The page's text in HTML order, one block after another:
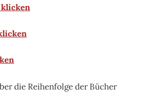
klicken
die Reihenfolge der Bücher